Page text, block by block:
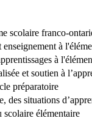
scolaire franco-
enseignement à
à
et soutien à
préparatoire
des situations
scolaire élémentaire